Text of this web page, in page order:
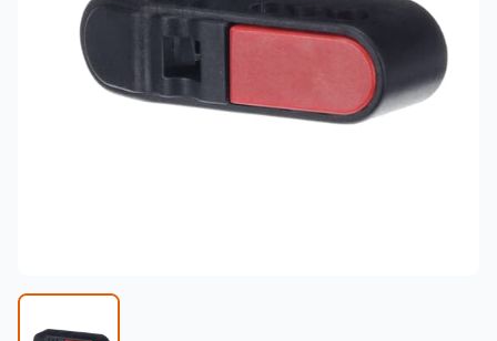
Hrvatski
ME Crnogorski